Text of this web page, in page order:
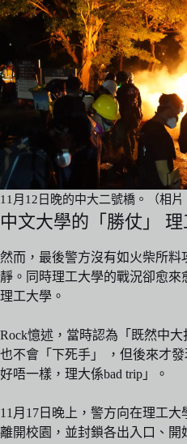
11月12日晚的中大二號橋。（相片
中文大學的「勝仗」 理
然而，最後警方沒有如火柴所
靜。同時理工大學的戰況卻愈
理工大學。
Rock憶述，當時認為「既然中
也不會「下死手」 ，但後來才
好唔一樣，理大係bad trip」。
11月17日晚上，警方向在理工
離開校園，並封鎖各出入口、開